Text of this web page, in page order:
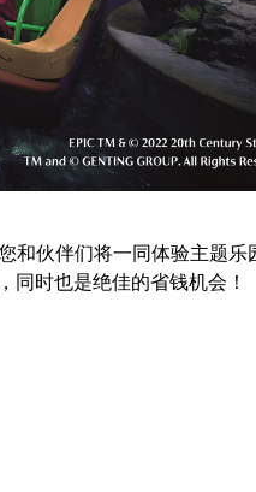
伙伴们将一同体验主题
同时也是绝佳的省钱机会！